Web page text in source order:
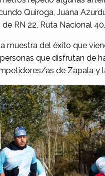
Quiroga, Juana
RN 22, Ruta Nacional
muestra del éxito que
que disfrutan de
as de Zapala y